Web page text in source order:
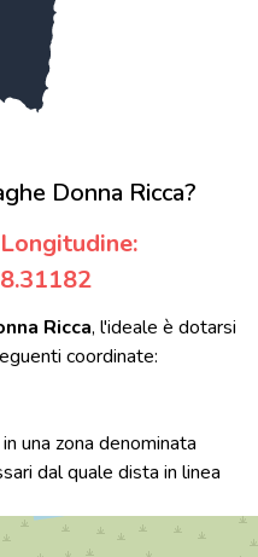
Donna Ricca?
Longitudine:
8.31182
Ricca, l'ideale è dotarsi
coordinate:
una zona denominata
dal quale dista in linea